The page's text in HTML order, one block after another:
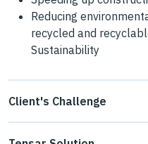
Reducing
recycled and
Sustainability
Client's Challenge